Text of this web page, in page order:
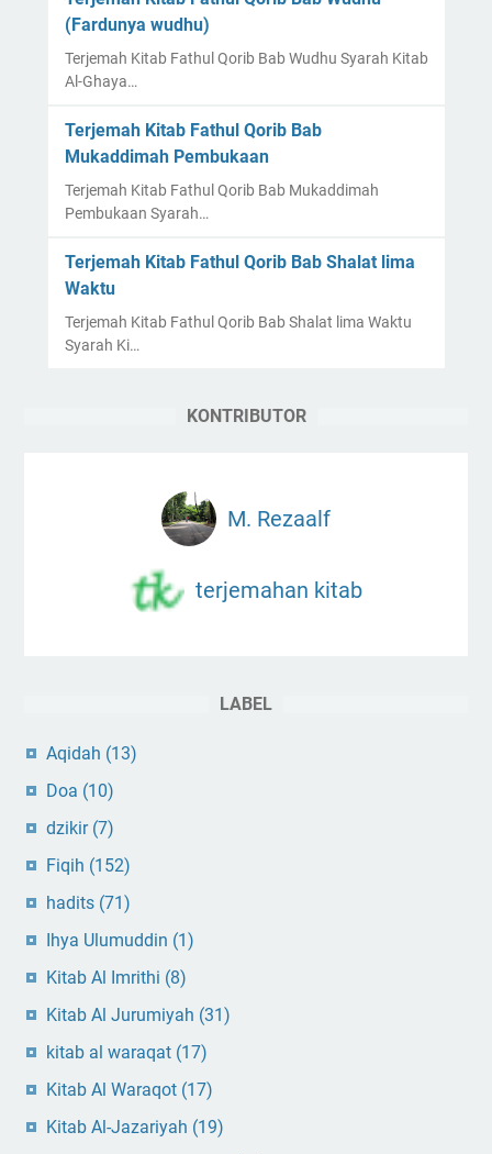
(Fardunya wudhu)
Terjemah Kitab Fathul Qorib Bab Wudhu Syarah Kitab
Al-Ghaya…
Terjemah Kitab Fathul Qorib Bab
Mukaddimah Pembukaan
Terjemah Kitab Fathul Qorib Bab Mukaddimah
Pembukaan Syarah…
Terjemah Kitab Fathul Qorib Bab Shalat lima
Waktu
Terjemah Kitab Fathul Qorib Bab Shalat lima Waktu
Syarah Ki…
KONTRIBUTOR
M. Rezaalf
terjemahan kitab
LABEL
Aqidah (13)
Doa (10)
dzikir (7)
Fiqih (152)
hadits (71)
Ihya Ulumuddin (1)
Kitab Al Imrithi (8)
Kitab Al Jurumiyah (31)
kitab al waraqat (17)
Kitab Al Waraqot (17)
Kitab Al-Jazariyah (19)